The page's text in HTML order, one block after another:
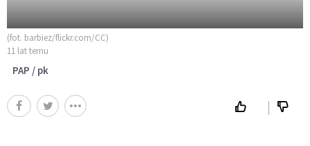
(fot. barbiez/flickr.com/CC)
11 lat temu
PAP / pk